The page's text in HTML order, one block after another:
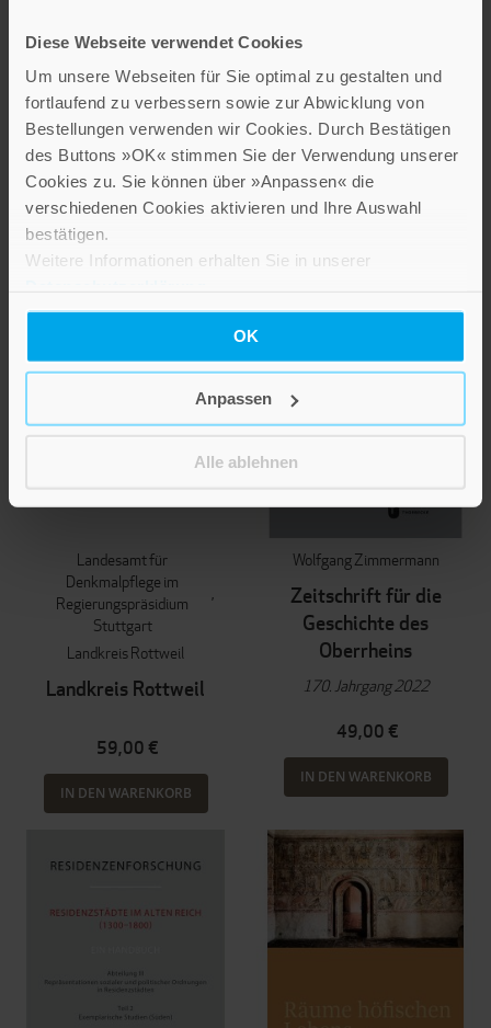
Diese Webseite verwendet Cookies
Um unsere Webseiten für Sie optimal zu gestalten und
fortlaufend zu verbessern sowie zur Abwicklung von
Bestellungen verwenden wir Cookies. Durch Bestätigen
des Buttons »OK« stimmen Sie der Verwendung unserer
Cookies zu. Sie können über »Anpassen« die
verschiedenen Cookies aktivieren und Ihre Auswahl
bestätigen.
Weitere Informationen erhalten Sie in unserer
OK
Anpassen
Alle ablehnen
Band 235
28,00 €
IN DEN WARENKORB
Wiedervereinigung. Die
ökumenische Bewegung im
Katholizismus der 1950er-
Band 41
29,80 €
Landesamt für
Denkmalpflege im
Regierungspräsidium
Stuttgart
Landkreis Rottweil
Landkreis Rottweil
59,00 €
IN DEN WARENKORB
Wolfgang Zimmermann
Zeitschrift für die
Geschichte des
Oberrheins
170. Jahrgang 2022
49,00 €
IN DEN WARENKORB